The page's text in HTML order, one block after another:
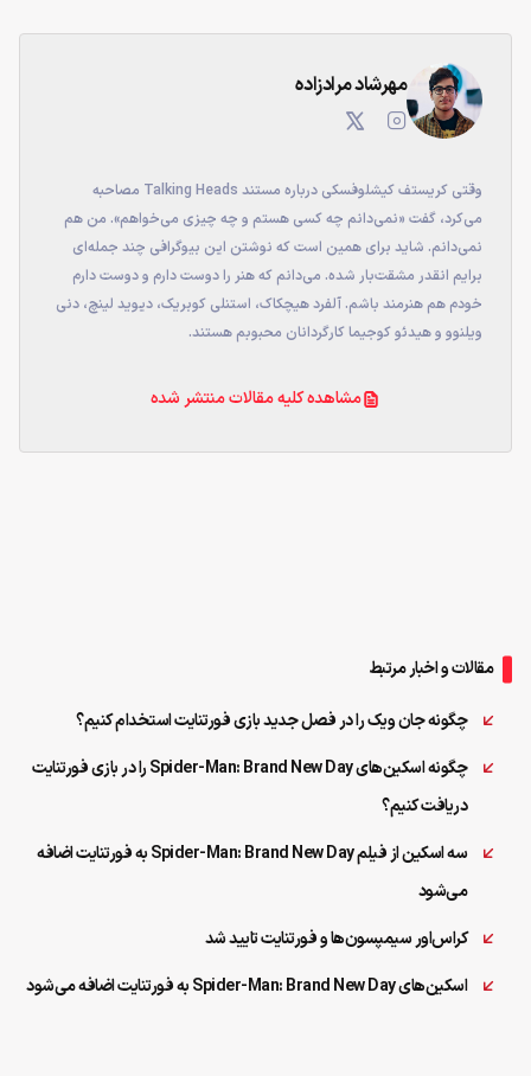
مهرشاد مرادزاده
وقتی کریستف کیشلوفسکی درباره مستند Talking Heads مصاحبه
می‌کرد، گفت «نمی‌دانم چه کسی هستم و چه چیزی می‌خواهم». من هم
نمی‌دانم. شاید برای همین است که نوشتن این بیوگرافی چند جمله‌ای
برایم انقدر مشقت‌بار شده. می‌دانم که هنر را دوست دارم و دوست دارم
خودم هم هنرمند باشم. آلفرد هیچکاک، استنلی کوبریک، دیوید لینچ، دنی
ویلنوو و هیدئو کوجیما کارگردانان محبوبم هستند.
مشاهده کلیه مقالات منتشر شده
مقالات و اخبار مرتبط
چگونه جان ویک را در فصل جدید بازی فورتنایت استخدام کنیم؟
چگونه اسکین‌های Spider-Man: Brand New Day را در بازی فورتنایت
دریافت کنیم؟
سه اسکین از فیلم Spider-Man: Brand New Day به فورتنایت اضافه
می‌شود
کراس‌اور سیمپسون‌ها و فورتنایت تایید شد
اسکین‌‌های Spider-Man: Brand New Day به فورتنایت اضافه می‌شود